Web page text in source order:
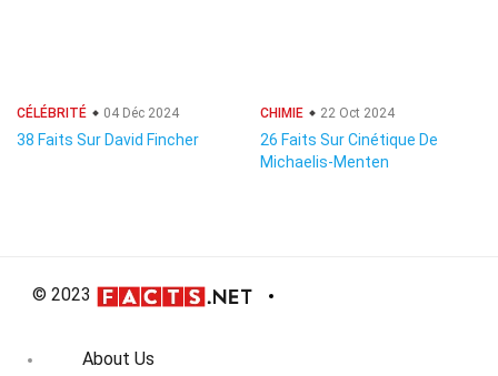
CÉLÉBRITÉ 04 Déc 2024
38 Faits Sur David Fincher
CHIMIE 22 Oct 2024
26 Faits Sur Cinétique De
Michaelis-Menten
© 2023
About Us